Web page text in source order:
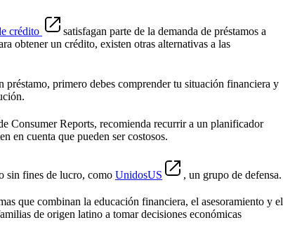
crédito
satisfagan parte de la demanda de préstamos a
obtener un crédito, existen otras alternativas a las
primero debes comprender tu situación financiera y
Consumer Reports, recomienda recurrir a un planificador
en cuenta que pueden ser costosos.
sin fines de lucro, como UnidosUS , un grupo de defensa.
que combinan la educación financiera, el asesoramiento y el
de origen latino a tomar decisiones económicas